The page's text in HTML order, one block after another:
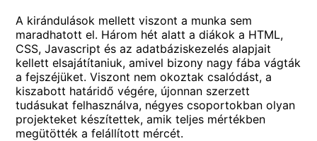
A kirándulások mellett viszont a munka sem
maradhatott el. Három hét alatt a diákok a HTML,
CSS, Javascript és az adatbáziskezelés alapjait
kellett elsajátítaniuk, amivel bizony nagy fába vágták
a fejszéjüket. Viszont nem okoztak csalódást, a
kiszabott határidő végére, újonnan szerzett
tudásukat felhasználva, négyes csoportokban olyan
projekteket készítettek, amik teljes mértékben
megütötték a felállított mércét.